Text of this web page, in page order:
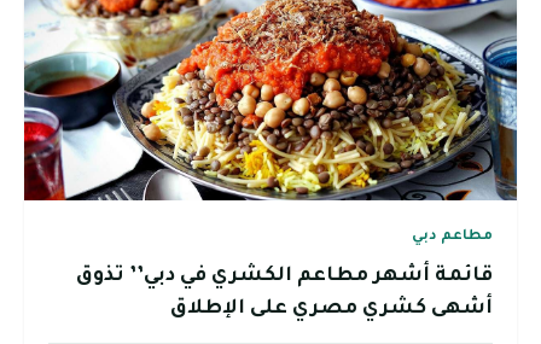
مطاعم دبي
قائمة أشهر مطاعم الكشري في دبي’’ تذوق
أشهى كشري مصري على الإطلاق